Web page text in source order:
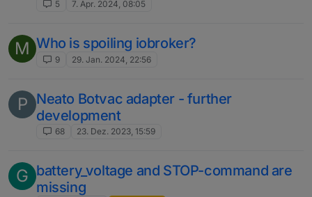
5
7. Apr. 2024, 08:05
M Who is spoiling iobroker?
9 29. Jan. 2024, 22:56
P Neato Botvac adapter - further
development
68 23. Dez. 2023, 15:59
G battery_voltage and STOP-command are
missing